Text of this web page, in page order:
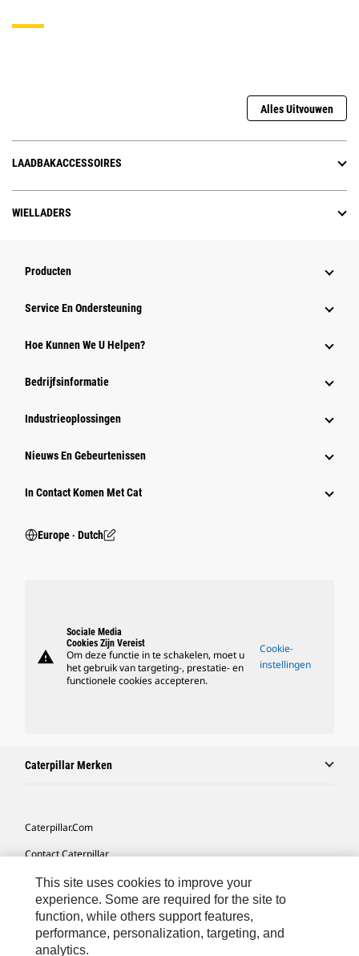
Alles Uitvouwen
LAADBAKACCESSOIRES
WIELLADERS
Producten
Service En Ondersteuning
Hoe Kunnen We U Helpen?
Bedrijfsinformatie
Industrieoplossingen
Nieuws En Gebeurtenissen
In Contact Komen Met Cat
Europe ‧ Dutch
warning
Sociale Media
Cookies Zijn Vereist
Om deze functie in te schakelen, moet u
het gebruik van targeting-, prestatie- en
functionele cookies accepteren.
Cookie-
instellingen
Caterpillar Merken
Caterpillar.com
Contact Caterpillar
Mijn Marketingvoorkeuren
Site Map
Cookie Settings
This site uses cookies to improve your
experience. Some are required for the site to
function, while others support features,
performance, personalization, targeting, and
analytics.